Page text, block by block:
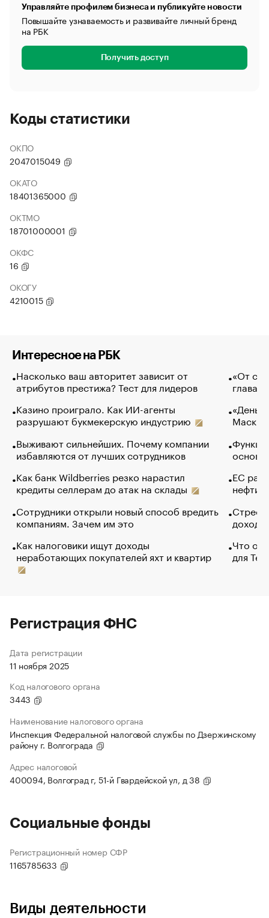
Управляйте профилем бизнеса и публикуйте новости
Повышайте узнаваемость и развивайте личный бренд
на РБК
Получить доступ
Коды статистики
ОКПО
2047015049
ОКАТО
18401365000
ОКТМО
18701000001
ОКФС
16
ОКОГУ
4210015
Интересное на РБК
Насколько ваш авторитет зависит от
атрибутов престижа? Тест для лидеров
Казино проиграло. Как ИИ-агенты
разрушают букмекерскую индустрию
Выживают сильнейших. Почему компании
избавляются от лучших сотрудников
Как банк Wildberries резко нарастил
кредиты селлерам до атак на склады
Сотрудники открыли новый способ вредить
компаниям. Зачем им это
Как налоговики ищут доходы
неработающих покупателей яхт и квартир
«От
глава
Маск в
основ
ЕС
нефти
Что
для
Регистрация ФНС
Дата регистрации
11 ноября 2025
Код налогового органа
3443
Наименование налогового органа
Инспекция Федеральной налоговой службы по Дзержинскому
району г. Волгограда
Адрес налоговой
400094, Волгоград г, 51-й Гвардейской ул, д 38
Социальные фонды
Регистрационный номер СФР
1165785633
Виды деятельности